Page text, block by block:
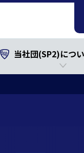
当社団(SP2)につ